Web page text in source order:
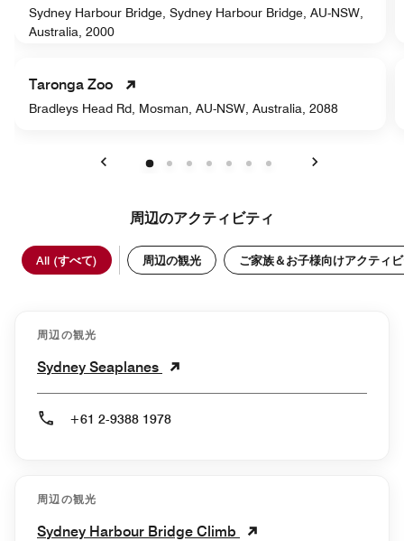
Sydney Harbour Bridge, Sydney Harbour Bridge, AU-NSW,
Australia, 2000
Taronga Zoo
Bradleys Head Rd, Mosman, AU-NSW, Australia, 2088
周辺のアクティビティ
All (すべて) 周辺の観光 ご家族＆お子様向けアクティ
周辺の観光
Sydney Seaplanes
+61 2-9388 1978
周辺の観光
Sydney Harbour Bridge Climb